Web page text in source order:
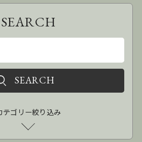
SEARCH
テゴリー絞り込み